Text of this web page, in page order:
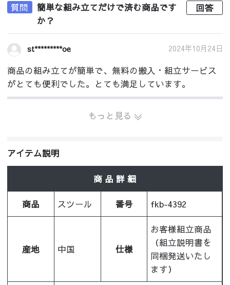
質問
簡単な組み立てだけで済む商品です
か？
回答
st*********oe 2024年10月24日
商品の組み立てが簡単で、無料の搬入・組立サービス
がとても便利でした。とても満足しています。
もっと見る
アイテム説明
商 品 詳 細
商品 スツール 番号 fkb-4392
産地 中国 仕様
お客様組立商品
（組立説明書を
同梱発送いたし
ます）